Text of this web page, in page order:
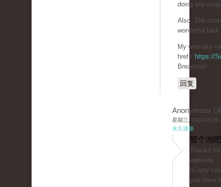
doing any
Also, The
wonderful
My web-site <a
href=" https://
Bread</a>
回复
Anonymous (
星期三, 04/24/2019
永久连接
冒个泡
Thanks
web-site
is very
you have